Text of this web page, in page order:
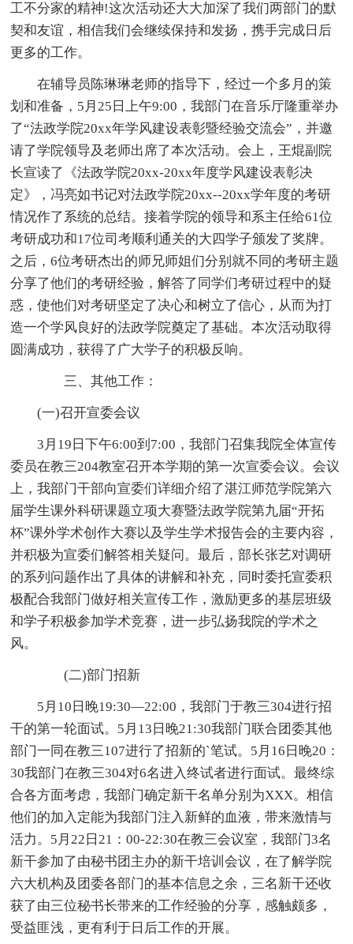
工不分家的精神!这次活动还大大加深了我们两部门的默
契和友谊，相信我们会继续保持和发扬，携手完成日后
更多的工作。
在辅导员陈琳琳老师的指导下，经过一个多月的策
划和准备，5月25日上午9:00，我部门在音乐厅隆重举办
了“法政学院20xx年学风建设表彰暨经验交流会”，并邀
请了学院领导及老师出席了本次活动。会上，王焜副院
长宣读了《法政学院20xx-20xx年度学风建设表彰决
定》，冯亮如书记对法政学院20xx--20xx学年度的考研
情况作了系统的总结。接着学院的领导和系主任给61位
考研成功和17位司考顺利通关的大四学子颁发了奖牌。
之后，6位考研杰出的师兄师姐们分别就不同的考研主题
分享了他们的考研经验，解答了同学们考研过程中的疑
惑，使他们对考研坚定了决心和树立了信心，从而为打
造一个学风良好的法政学院奠定了基础。本次活动取得
圆满成功，获得了广大学子的积极反响。
三、其他工作：
(一)召开宣委会议
3月19日下午6:00到7:00，我部门召集我院全体宣传
委员在教三204教室召开本学期的第一次宣委会议。会议
上，我部门干部向宣委们详细介绍了湛江师范学院第六
届学生课外科研课题立项大赛暨法政学院第九届“开拓
杯”课外学术创作大赛以及学生学术报告会的主要内容，
并积极为宣委们解答相关疑问。最后，部长张艺对调研
的系列问题作出了具体的讲解和补充，同时委托宣委积
极配合我部门做好相关宣传工作，激励更多的基层班级
和学子积极参加学术竞赛，进一步弘扬我院的学术之
风。
(二)部门招新
5月10日晚19:30—22:00，我部门于教三304进行招
干的第一轮面试。5月13日晚21:30我部门联合团委其他
部门一同在教三107进行了招新的`笔试。5月16日晚20：
30我部门在教三304对6名进入终试者进行面试。最终综
合各方面考虑，我部门确定新干名单分别为XXX。相信
他们的加入定能为我部门注入新鲜的血液，带来激情与
活力。5月22日21：00-22:30在教三会议室，我部门3名
新干参加了由秘书团主办的新干培训会议，在了解学院
六大机构及团委各部门的基本信息之余，三名新干还收
获了由三位秘书长带来的工作经验的分享，感触颇多，
受益匪浅，更有利于日后工作的开展。